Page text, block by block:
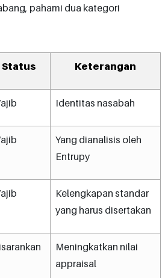
pahami dua kategori
Status Keterangan
Identitas nasabah
Yang dianalisis oleh
Entrupy
Kelengkapan standar
yang harus disertakan
Meningkatkan nilai
appraisal